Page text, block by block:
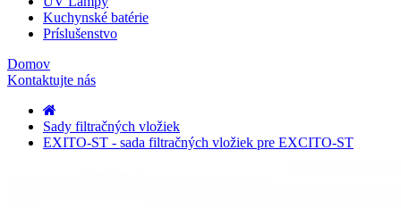
Kuchynské batérie
Príslušenstvo
Domov
Kontaktujte nás
Sady filtračných vložiek
EXITO-ST - sada filtračných vložiek pre EXCITO-ST